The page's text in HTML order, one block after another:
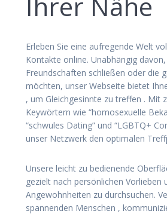
Erleben Sie eine aufregende Welt
Kontakte online. Unabhängig
Freundschaften schließen oder die
möchten, unser Webseite bietet
, um Gleichgesinnte zu treffen . Mit
Keywörtern wie “homosexuelle
“schwules Dating” und “LGBTQ+
unser Netzwerk den optimalen
Unsere leicht zu bedienende
gezielt nach persönlichen Vorlieben
Angewohnheiten zu durchsuchen.
spannenden Menschen ,